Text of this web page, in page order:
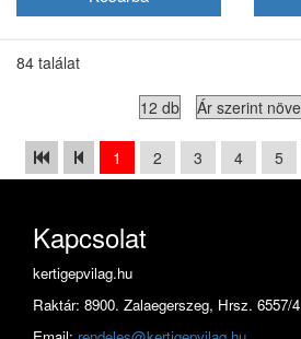
84 találat
1 2 3 4 5
Kapcsolat
kertigepvilag.hu
Raktár: 8900. Zalaegerszeg, Hrsz. 6557/4